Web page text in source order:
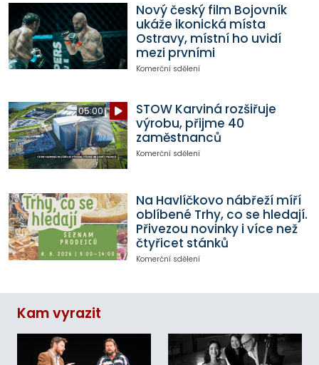
Nový český film Bojovník
ukáže ikonická místa
Ostravy, místní ho uvidí
mezi prvními
Komerční sdělení
05:00
STOW Karviná rozšiřuje
výrobu, přijme 40
zaměstnanců
Komerční sdělení
Na Havlíčkovo nábřeží míří
oblíbené Trhy, co se hledají.
Přivezou novinky i více než
čtyřicet stánků
Komerční sdělení
Kam vyrazit